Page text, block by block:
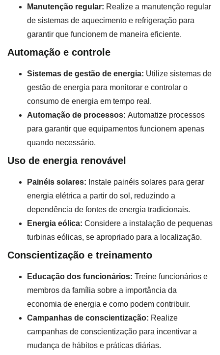
Manutenção regular: Realize a manutenção regular
de sistemas de aquecimento e refrigeração para
garantir que funcionem de maneira eficiente.
Automação e controle
Sistemas de gestão de energia: Utilize sistemas de
gestão de energia para monitorar e controlar o
consumo de energia em tempo real.
Automação de processos: Automatize processos
para garantir que equipamentos funcionem apenas
quando necessário.
Uso de energia renovável
Painéis solares: Instale painéis solares para gerar
energia elétrica a partir do sol, reduzindo a
dependência de fontes de energia tradicionais.
Energia eólica: Considere a instalação de pequenas
turbinas eólicas, se apropriado para a localização.
Conscientização e treinamento
Educação dos funcionários: Treine funcionários e
membros da família sobre a importância da
economia de energia e como podem contribuir.
Campanhas de conscientização: Realize
campanhas de conscientização para incentivar a
mudança de hábitos e práticas diárias.